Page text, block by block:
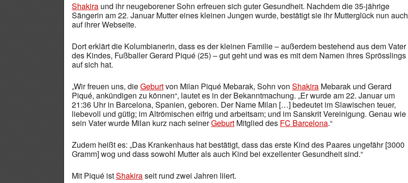
Shakira und ihr neugeborener Sohn erfreuen sich guter Gesundheit. Nachdem die 35-jährige
Sängerin am 22. Januar Mutter eines kleinen Jungen wurde, bestätigt sie ihr Mutterglück nun auch
auf ihrer Webseite.
Dort erklärt die Kolumbianerin, dass es der kleinen Familie – außerdem bestehend aus dem Vater
des Kindes, Fußballer Gerard Piqué (25) – gut geht und was es mit dem Namen ihres Sprösslings
auf sich hat.
„Wir freuen uns, dieGeburtvon Milan Piqué Mebarak, Sohn von Shakira Mebarak und Gerard
Piqué, ankündigen zu können“, lautet es in der Bekanntmachung. „Er wurde am 22. Januar um
21:36 Uhr in Barcelona, Spanien, geboren. Der Name Milan […] bedeutet im Slawischen teuer,
liebevoll und gütig; im Altrömischen eifrig und arbeitsam; und im Sanskrit Vereinigung. Genau wie
sein Vater wurde Milan kurz nach seinerGeburt Mitglied des FC Barcelona.“
Zudem heißt es: „Das Krankenhaus hat bestätigt, dass das erste Kind des Paares ungefähr [3000
Gramm] wog und dass sowohl Mutter als auch Kind bei exzellenter Gesundheit sind.“
Mit Piqué istShakiraseit rund zwei Jahren liiert.